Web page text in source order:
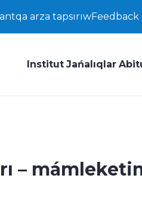
arza tapsırıwFeedback
Institut Jańalıqlar
–